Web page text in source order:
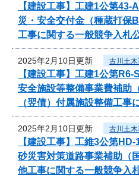
【建設工事】工建1公第
災・安全交付金（種蔵打保
工事に関する一般競争入札
2025年2月10日更新 古川土
【建設工事】工建1公第
安全施設等整備事業費補助
（翌債）付属施設整備工事
2025年2月10日更新 古川土
【建設工事】工維3公第
砂災害対策道路事業補助（
他工事に関する一般競争入